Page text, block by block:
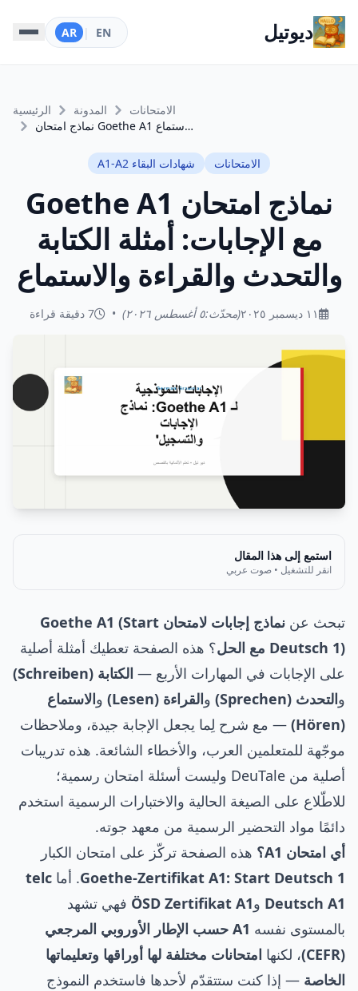
ديوتيل EN
|
AR
الرئيسية المدونة
الامتحانات
نماذج امتحان Goethe A1 مع الإجابات: أمثلة الكتابة والتحدث والقراءة والاستماع
الامتحانات شهادات البقاء A1-A2
نماذج امتحان Goethe A1
مع الإجابات: أمثلة الكتابة
والتحدث والقراءة والاستماع
١١ ديسمبر ٢٠٢٥ (محدّث:٥ أغسطس ٢٠٢٦ )
• 7 دقيقة قراءة
استمع إلى هذا المقال
انقر للتشغيل • صوت عربي
تبحث عن
نماذج إجابات لامتحان Goethe A1 (Start
Deutsch 1) مع الحل
؟ هذه الصفحة تعطيك أمثلة أصلية
على الإجابات في المهارات الأربع — الكتابة (Schreiben)
والتحدث (Sprechen) والقراءة (Lesen) والاستماع
(Hören)
— مع شرح لِما يجعل الإجابة جيدة، وملاحظات
موجّهة للمتعلمين العرب، والأخطاء الشائعة. هذه تدريبات
أصلية من DeuTale وليست أسئلة امتحان رسمية؛
للاطّلاع على الصيغة الحالية والاختبارات الرسمية استخدم
دائمًا مواد التحضير الرسمية من معهد جوته.
أي امتحان A1؟
هذه الصفحة تركّز على امتحان الكبار
Goethe-Zertifikat A1: Start Deutsch 1. أما telc
Deutsch A1 وÖSD Zertifikat A1 فهي تشهد
بالمستوى نفسه
A1 حسب الإطار الأوروبي المرجعي
(CEFR)
، لكنها امتحانات مختلفة لها أوراقها وتعليماتها
الخاصة — إذا كنت ستتقدّم لأحدها فاستخدم النموذج